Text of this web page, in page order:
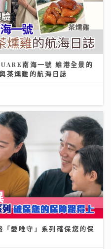
南海一號 維港全景的
茶燻雞的航海日誌
愛唯守」系列確保您的保